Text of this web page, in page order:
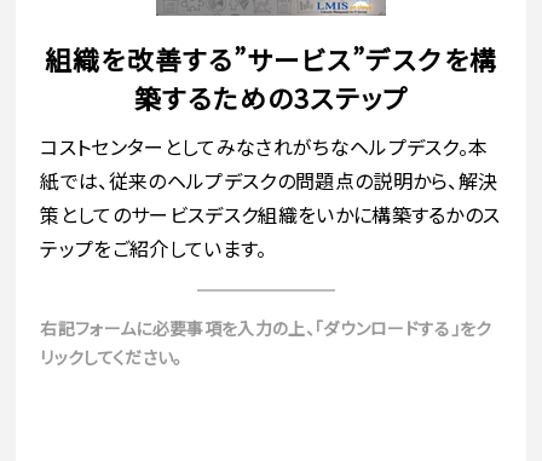
組織を改善する”サービス”デスクを構
築するための3ステップ
コストセンターとしてみなされがちなヘルプデスク。本
紙では、従来のヘルプデスクの問題点の説明から、解決
策としてのサービスデスク組織をいかに構築するかのス
テップをご紹介しています。
右記フォームに必要事項を入力の上、「ダウンロードする」をク
リックしてください。